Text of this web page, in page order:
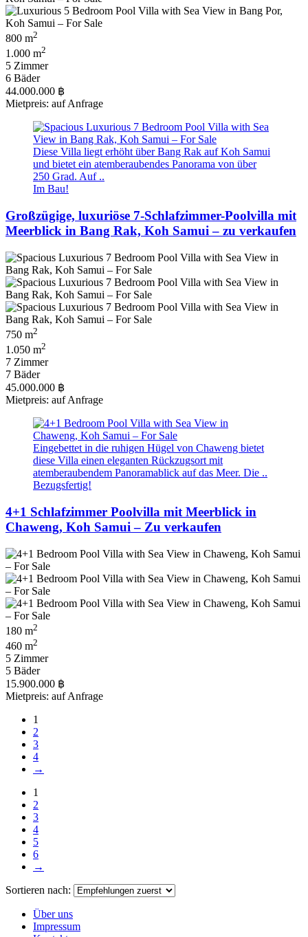
800 m2
1.000 m2
5 Zimmer
6 Bäder
44.000.000 ฿
Mietpreis: auf Anfrage
Diese Villa liegt erhöht über Bang Rak auf Koh Samui
und bietet ein atemberaubendes Panorama von über
250 Grad. Auf ..
Im Bau!
Großzügige, luxuriöse 7-Schlafzimmer-Poolvilla mit
Meerblick in Bang Rak, Koh Samui – zu verkaufen
750 m2
1.050 m2
7 Zimmer
7 Bäder
45.000.000 ฿
Mietpreis: auf Anfrage
Eingebettet in die ruhigen Hügel von Chaweng bietet
diese Villa einen eleganten Rückzugsort mit
atemberaubendem Panoramablick auf das Meer. Die ..
Bezugsfertig!
4+1 Schlafzimmer Poolvilla mit Meerblick in
Chaweng, Koh Samui – Zu verkaufen
180 m2
460 m2
5 Zimmer
5 Bäder
15.900.000 ฿
Mietpreis: auf Anfrage
1
2
3
4
→
1
2
3
4
5
6
→
Sortieren nach:
Über uns
Impressum